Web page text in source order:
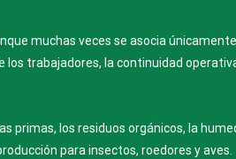
muchas veces se asocia
trabajadores, la continuidad
primas, los residuos orgánicos, la
para insectos, roedores y aves.